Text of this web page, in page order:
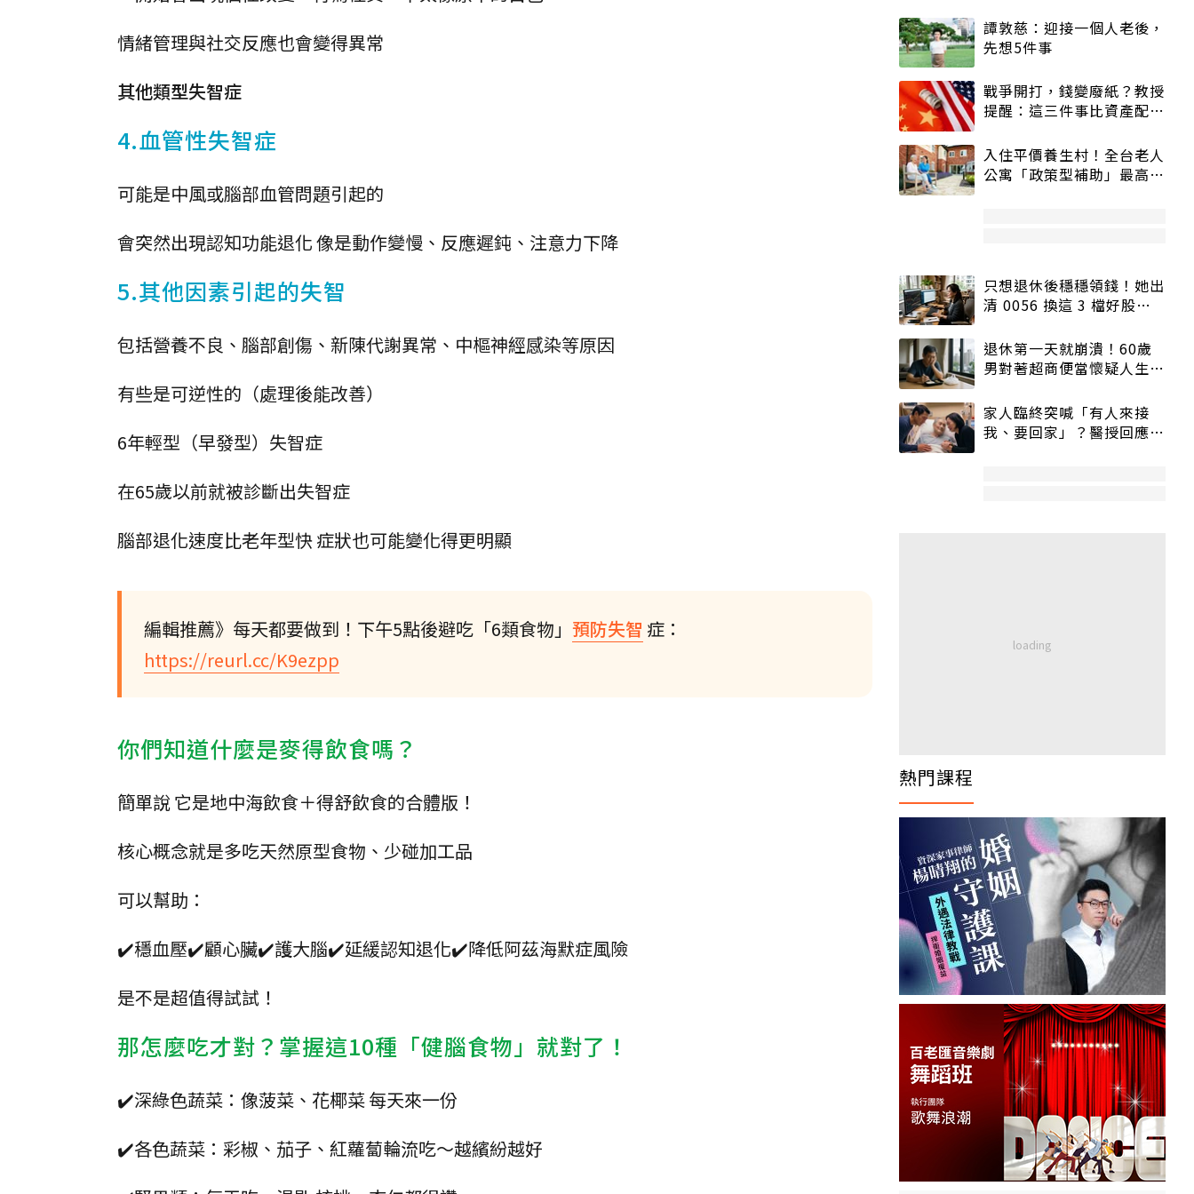
情緒管理與社交反應也會變得異常
其他類型失智症
4.血管性失智症
可能是中風或腦部血管問題引起的
會突然出現認知功能退化 像是動作變慢、反應遲鈍、注意力下降
5.其他因素引起的失智
包括營養不良、腦部創傷、新陳代謝異常、中樞神經感染等原因
有些是可逆性的（處理後能改善）
6年輕型（早發型）失智症
在65歲以前就被診斷出失智症
腦部退化速度比老年型快 症狀也可能變化得更明顯
編輯推薦》每天都要做到！下午5點後避吃「6類食物」 預防失智 症：
https://reurl.cc/K9ezpp
你們知道什麼是麥得飲食嗎？
簡單說 它是地中海飲食＋得舒飲食的合體版！
核心概念就是多吃天然原型食物、少碰加工品
可以幫助：
✔️穩血壓✔️顧心臟✔️護大腦✔️延緩認知退化✔️降低阿茲海默症風險
是不是超值得試試！
那怎麼吃才對？掌握這10種「健腦食物」就對了！
✔️深綠色蔬菜：像菠菜、花椰菜 每天來一份
✔️各色蔬菜：彩椒、茄子、紅蘿蔔輪流吃～越繽紛越好
譚敦慈：迎接一個人老後，
先想5件事
戰爭開打，錢變廢紙？教授
提醒：這三件事比資產配置
入住平價養生村！全台老人
公寓「政策型補助」最高打
只想退休後穩穩領錢！她出
清 0056 換這 3 檔好股：
退休第一天就崩潰！60歲
男對著超商便當懷疑人生
家人臨終突喊「有人來接
我、要回家」？醫授回應方
熱門課程